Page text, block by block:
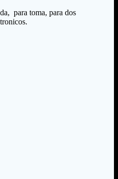
para toma, para dos